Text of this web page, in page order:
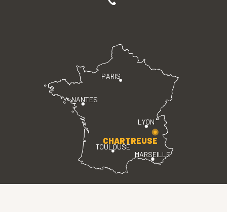
PARIS
LYON
TOULOUSE
MARSEILLE
NANTES
CHARTREUSE